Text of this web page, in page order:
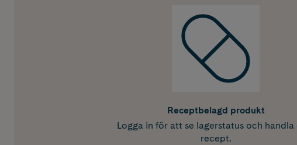
Receptbelagd produkt
Logga in för att se lagerstatus och handla
recept.